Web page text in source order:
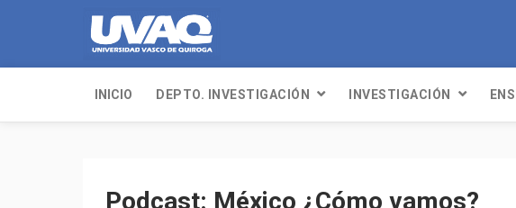
INICIO DEPTO. INVESTIGACIÓN INVESTIGACIÓN
Podcast: México ¿Cómo vamos?